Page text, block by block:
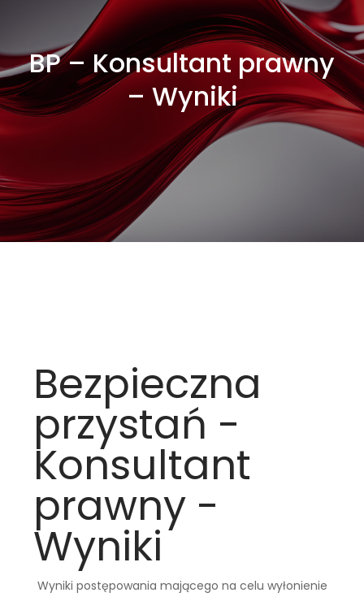
BP – Konsultant prawny
– Wyniki
Bezpieczna
przystań -
Konsultant
prawny -
Wyniki
Wyniki postępowania mającego na celu wyłonienie